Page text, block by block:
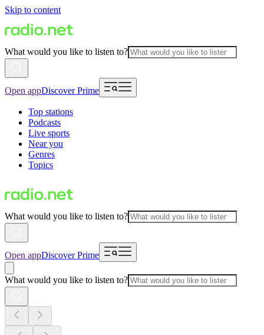
Skip to content
What would you like to listen to?
Open appDiscover Prime
Top stations
Podcasts
Live sports
Near you
Genres
Topics
What would you like to listen to?
Open appDiscover Prime
What would you like to listen to?